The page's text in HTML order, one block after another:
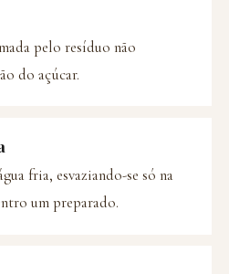
pelo resíduo não
do açúcar.
fria, esvaziando-se só na
um preparado.